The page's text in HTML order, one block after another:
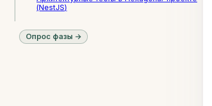
(NestJS)
Опрос фазы →